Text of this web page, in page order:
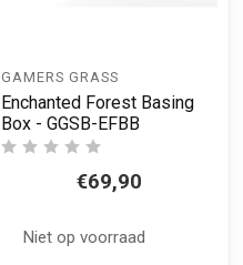
GAMERS GRASS
Enchanted Forest Basing
Box - GGSB-EFBB
€69,90
Niet op voorraad